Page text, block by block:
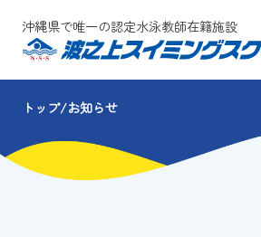
沖縄県で唯一の認定水泳教師在籍施設
スクールについて
コース・クラス紹介
トップ お知らせ